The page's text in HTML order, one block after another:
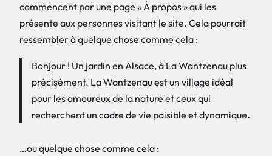
commencent par une page « À propos » qui les
présente aux personnes visitant le site. Cela pourrait
ressembler à quelque chose comme cela :
Bonjour ! Un jardin en Alsace, à La Wantzenau plus
précisément. La Wantzenau est un village idéal
pour les amoureux de la nature et ceux qui
recherchent un cadre de vie paisible et dynamique.
…ou quelque chose comme cela :